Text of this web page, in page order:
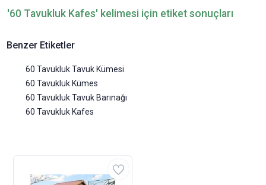
'60 Tavukluk Kafes' kelimesi için etiket sonuçları
Benzer Etiketler
60 Tavukluk Tavuk Kümesi
60 Tavukluk Kümes
60 Tavukluk Tavuk Barınağı
60 Tavukluk Kafes